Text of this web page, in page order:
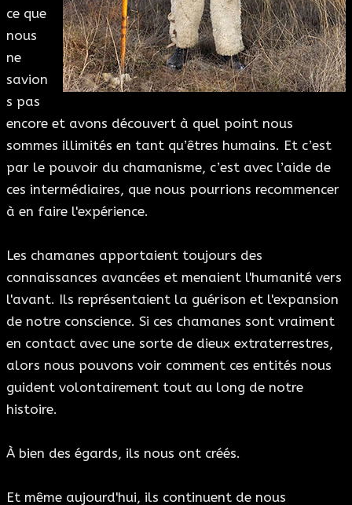
ce que
nous
ne
savion
s pas
encore et avons découvert à quel point nous
sommes illimités en tant qu’êtres humains. Et c’est
par le pouvoir du chamanisme, c’est avec l’aide de
ces intermédiaires, que nous pourrions recommencer
à en faire l'expérience.
Les chamanes apportaient toujours des
connaissances avancées et menaient l'humanité vers
l'avant. Ils représentaient la guérison et l'expansion
de notre conscience. Si ces chamanes sont vraiment
en contact avec une sorte de dieux extraterrestres,
alors nous pouvons voir comment ces entités nous
guident volontairement tout au long de notre
histoire.
À bien des égards, ils nous ont créés.
Et même aujourd'hui, ils continuent de nous